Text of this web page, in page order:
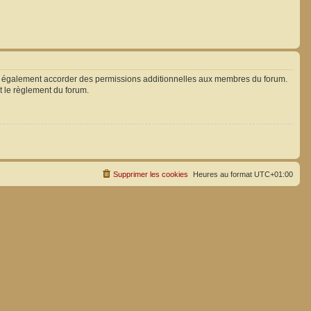
accorder des permissions additionnelles aux membres du forum.
le règlement du forum.
Heures au format UTC+01:00
Supprimer les cookies